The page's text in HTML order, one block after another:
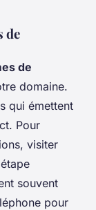
de
de
domaine.
qui émettent
Pour
visiter
souvent
pour